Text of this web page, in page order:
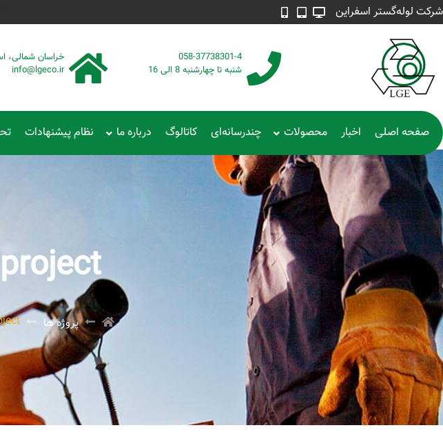
شرکت لوله‌گستر اسفراین
058-37738301-4
شنبه تا چهارشنبه 8 الی 16
خراسان شمالی، اسفراین،
info@lgeco.ir
صفحه اصلی اخبار محصولات چندرسانه‌ای کاتالوگ درباره ما نظام پیشنهادات
project
پروژه ها